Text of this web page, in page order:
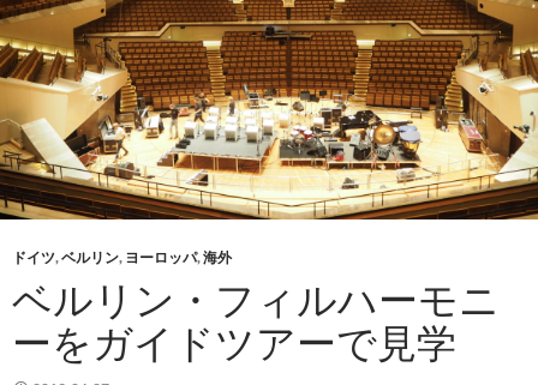
ドイツ,ベルリン, ヨーロッパ,海外
ベルリン・フィルハーモニ
ーをガイドツアーで見学